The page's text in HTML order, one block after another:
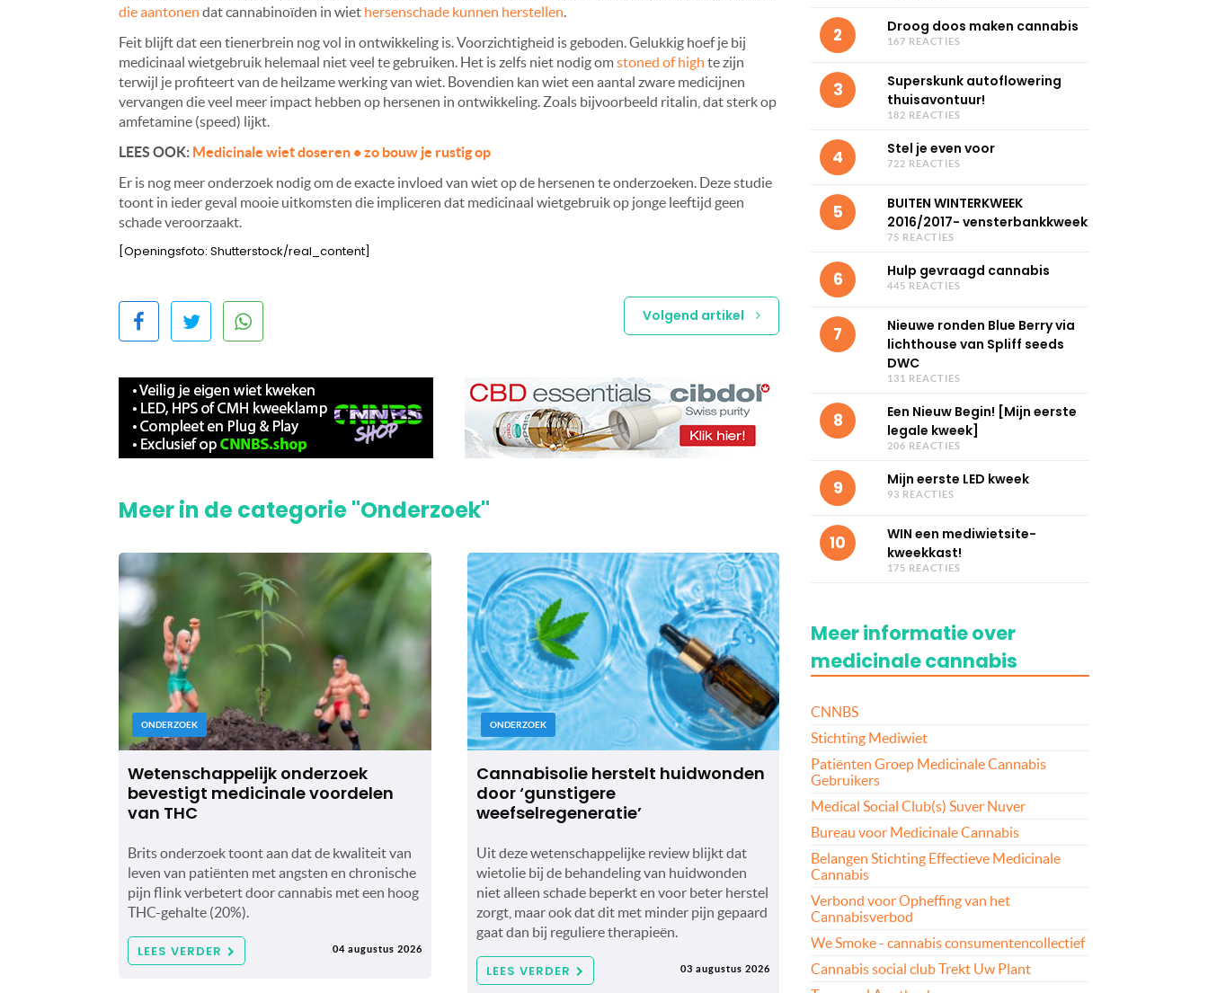
die aantonen dat cannabinoïden in wiet hersenschade kunnen herstellen.
Feit blijft dat een tienerbrein nog vol in ontwikkeling is. Voorzichtigheid is geboden. Gelukkig hoef je bij
medicinaal wietgebruik helemaal niet veel te gebruiken. Het is zelfs niet nodig omstoned of high te zijn
terwijl je profiteert van de heilzame werking van wiet. Bovendien kan wiet een aantal zware medicijnen
vervangen die veel meer impact hebben op hersenen in ontwikkeling. Zoals bijvoorbeeld ritalin, dat sterk op
amfetamine (speed) lijkt.
LEES OOK: Medicinale wiet doseren • zo bouw je rustig op
Er is nog meer onderzoek nodig om de exacte invloed van wiet op de hersenen te onderzoeken. Deze studie
toont in ieder geval mooie uitkomsten die impliceren dat medicinaal wietgebruik op jonge leeftijd geen
schade veroorzaakt.
[Openingsfoto: Shutterstock/real_content]
Volgend artikel
Meer in de categorie "Onderzoek"
ONDERZOEK
Wetenschappelijk onderzoek
bevestigt medicinale voordelen
van THC
Brits onderzoek toont aan dat de kwaliteit van
leven van patiënten met angsten en chronische
pijn flink verbetert door cannabis met een hoog
THC-gehalte (20%).
LEES VERDER 04 augustus 2026
ONDERZOEK
Cannabisolie herstelt huidwonden
door ‘gunstigere
weefselregeneratie’
Uit deze wetenschappelijke review blijkt dat
wietolie bij de behandeling van huidwonden
niet alleen schade beperkt en voor beter herstel
zorgt, maar ook dat dit met minder pijn gepaard
gaat dan bij reguliere therapieën.
LEES VERDER 03 augustus 2026
2 Droog doos maken cannabis
167 REACTIES
3
Superskunk autoflowering
thuisavontuur!
182 REACTIES
4 Stel je even voor
722 REACTIES
5
BUITEN WINTERKWEEK
2016/2017- vensterbankkweek
75 REACTIES
6 Hulp gevraagd cannabis
445 REACTIES
7
Nieuwe ronden Blue Berry via
lichthouse van Spliff seeds
DWC
131 REACTIES
8
Een Nieuw Begin! [Mijn eerste
legale kweek]
206 REACTIES
9 Mijn eerste LED kweek
93 REACTIES
10
WIN een mediwietsite-
kweekkast!
175 REACTIES
Meer informatie over
medicinale cannabis
CNNBS
Stichting Mediwiet
Patiënten Groep Medicinale Cannabis
Gebruikers
Medical Social Club(s) Suver Nuver
Bureau voor Medicinale Cannabis
Belangen Stichting Effectieve Medicinale
Cannabis
Verbond voor Opheffing van het
Cannabisverbod
We Smoke - cannabis consumentencollectief
Cannabis social club Trekt Uw Plant